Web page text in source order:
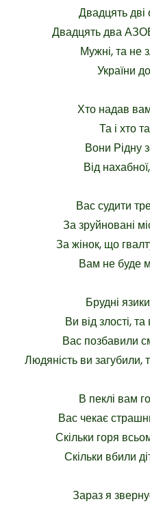
Двадцять дві
Двадцять два
Мужні, та не
України
Хто надав
Та і хто
Вони Рідну
Від
Вас судити
За зруйновані
За жінок, що
Вам не буде
Брудні
Ви від злості, та
Вас позбавили
Людяність ви загубили,
В пеклі вам
Вас чекає
Скільки горя
Скільки вбили
Зараз я